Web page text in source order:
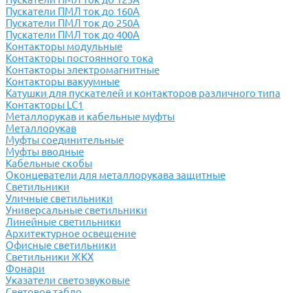
Пускатели ПМЛ ток до 160А
Пускатели ПМЛ ток до 250А
Пускатели ПМЛ ток до 400А
Контакторы модульные
Контакторы постоянного тока
Контакторы электромагнитные
Контакторы вакуумные
Катушки для пускателей и контакторов различного типа
Контакторы LC1
Металлорукав и кабельные муфты
Металлорукав
Муфты соединительные
Муфты вводные
Кабельные скобы
Оконцеватели для металлорукава защитные
Светильники
Уличные светильники
Универсальные светильники
Линейные светильники
Архитектурное освещение
Офисные светильники
Светильники ЖКХ
Фонари
Указатели светозвуковые